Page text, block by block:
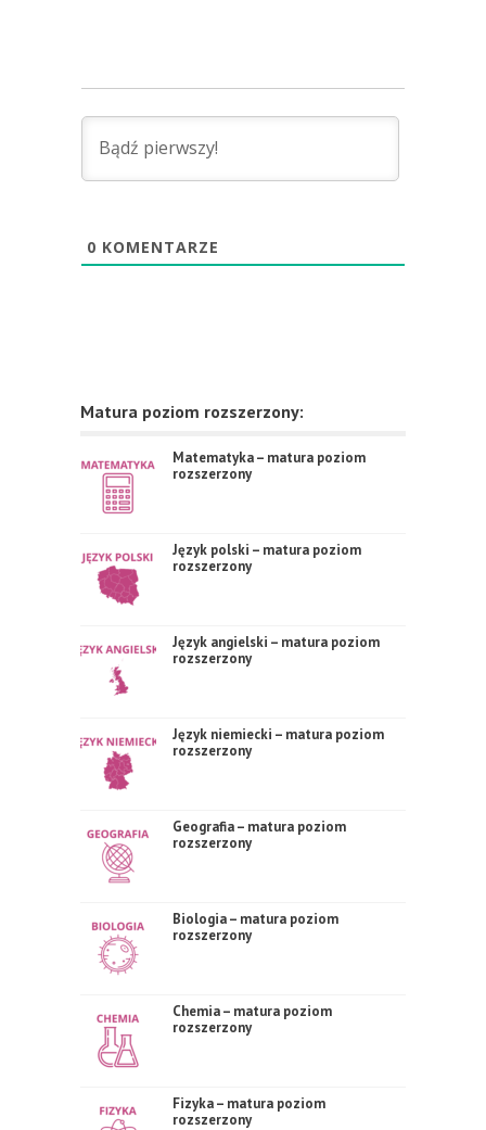
0 KOMENTARZE
Matura poziom rozszerzony:
Matematyka – matura poziom
rozszerzony
Język polski – matura poziom
rozszerzony
Język angielski – matura poziom
rozszerzony
Język niemiecki – matura poziom
rozszerzony
Geografia – matura poziom
rozszerzony
Biologia – matura poziom
rozszerzony
Chemia – matura poziom
rozszerzony
Fizyka – matura poziom
rozszerzony